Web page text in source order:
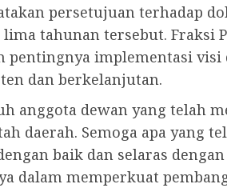
persetujuan terhadap
tahunan tersebut. Fraksi
pentingnya implementasi
dan berkelanjutan.
anggota dewan yang telah
daerah. Semoga apa yang
baik dan selaras
dalam memperkuat